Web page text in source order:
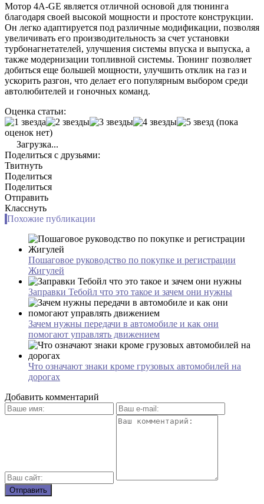
Мотор 4A-GE является отличной основой для тюнинга
благодаря своей высокой мощности и простоте конструкции.
Он легко адаптируется под различные модификации, позволяя
увеличивать его производительность за счет установки
турбонагнетателей, улучшения системы впуска и выпуска, а
также модернизации топливной системы. Тюнинг позволяет
добиться еще большей мощности, улучшить отклик на газ и
ускорить разгон, что делает его популярным выбором среди
автолюбителей и гоночных команд.
Оценка статьи:
(пока
оценок нет)
Загрузка...
Поделиться с друзьями:
Твитнуть
Поделиться
Поделиться
Отправить
Класснуть
Похожие публикации
Пошаговое руководство по покупке и регистрации
Жигулей
Заправки Тебойл что это такое и зачем они нужны
Зачем нужны передачи в автомобиле и как они
помогают управлять движением
Что означают знаки кроме грузовых автомобилей на
дорогах
Добавить комментарий